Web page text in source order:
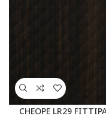
CHEOPE LR29